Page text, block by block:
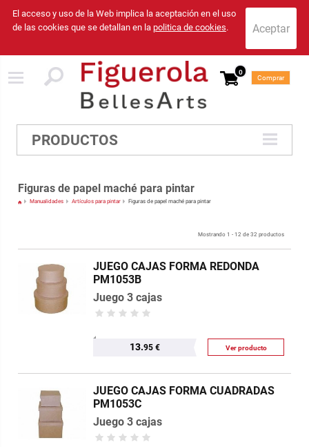
El acceso y uso de la Web implica la aceptación en el uso
de las cookies que se detallan en la politica de cookies.
0
Comprar
PRODUCTOS
Figuras de papel maché para pintar
Manualidades Artículos para pintar Figuras de papel maché para pintar
Mostrando 1 - 12 de 32 productos
JUEGO CAJAS FORMA REDONDA
PM1053B
Juego 3 cajas
13.95 € Ver producto
JUEGO CAJAS FORMA CUADRADAS
PM1053C
Juego 3 cajas